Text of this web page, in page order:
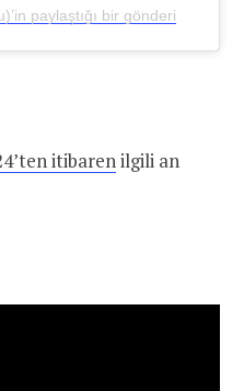
paylaştığı bir gönderi
itibarenilgili an